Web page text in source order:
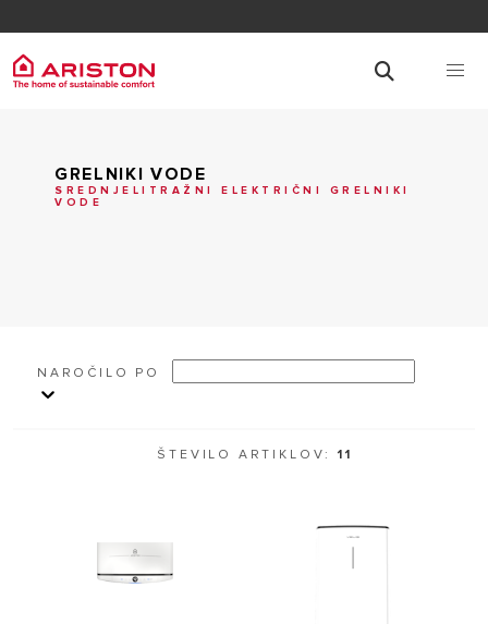
GRELNIKI VODE
SREDNJELITRAŽNI ELEKTRIČNI GRELNIKI
VODE
NAROČILO PO
ŠTEVILO ARTIKLOV: 11